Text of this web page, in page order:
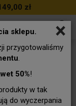
×
sklepu.
przygotowaliśmy
.
50%!
w tak
do wyczerpania
zł